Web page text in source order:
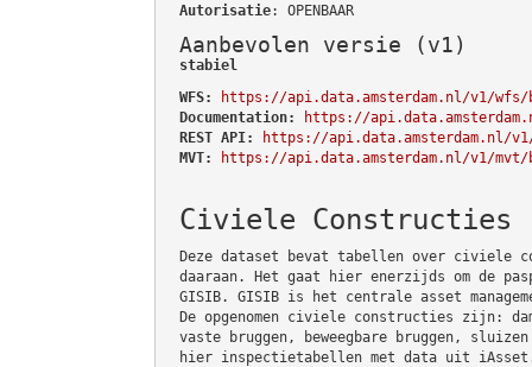
Autorisatie: OPENBAAR
Aanbevolen versie (v1)
stabiel
WFS:
https://api.data.amsterdam.nl/v1/wfs/
Documentation:
https://
REST API:
https://api.data.amsterdam.nl/
MVT:
https://api.data.amsterdam.nl/v1/mvt/
Civiele Constructies
Deze dataset bevat tabellen over civiele
daaraan. Het gaat hier enerzijds om de
GISIB. GISIB is het centrale asset
De opgenomen civiele constructies zijn:
vaste bruggen, beweegbare bruggen,
hier inspectietabellen met data uit